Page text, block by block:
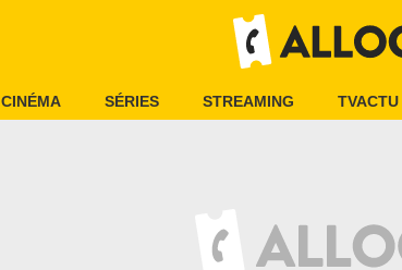
CINÉMA SÉRIES STREAMING TVACTU